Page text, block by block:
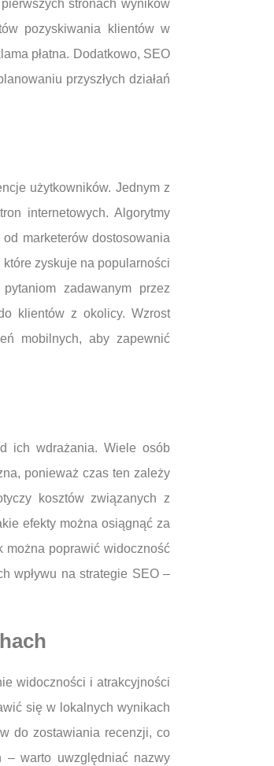
stronach wyników
pozyskiwania klientów w
płatna. Dodatkowo, SEO
przyszłych działań
użytkowników. Jednym z
internetowych. Algorytmy
marketerów dostosowania
zyskuje na popularności
zadawanym przez
klientów z okolicy. Wzrost
mobilnych, aby zapewnić
ich wdrażania. Wiele osób
ponieważ czas ten zależy
kosztów związanych z
efekty można osiągnąć za
można poprawić widoczność
wpływu na strategie SEO –
widoczności i atrakcyjności
się w lokalnych wynikach
do zostawiania recenzji, co
– warto uwzględniać nazwy